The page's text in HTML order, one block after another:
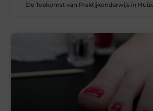
De Toekomst van Praktijkonderwijs in